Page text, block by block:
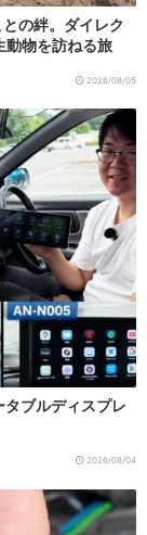
の絆。ダイレク
動物を訪ねる旅
2026/08/05
タブルディスプレ
2026/08/04